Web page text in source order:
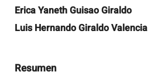
Contenido
principal
del
Erica Yaneth Guisao Giraldo
Luis Hernando Giraldo Valencia
Resumen